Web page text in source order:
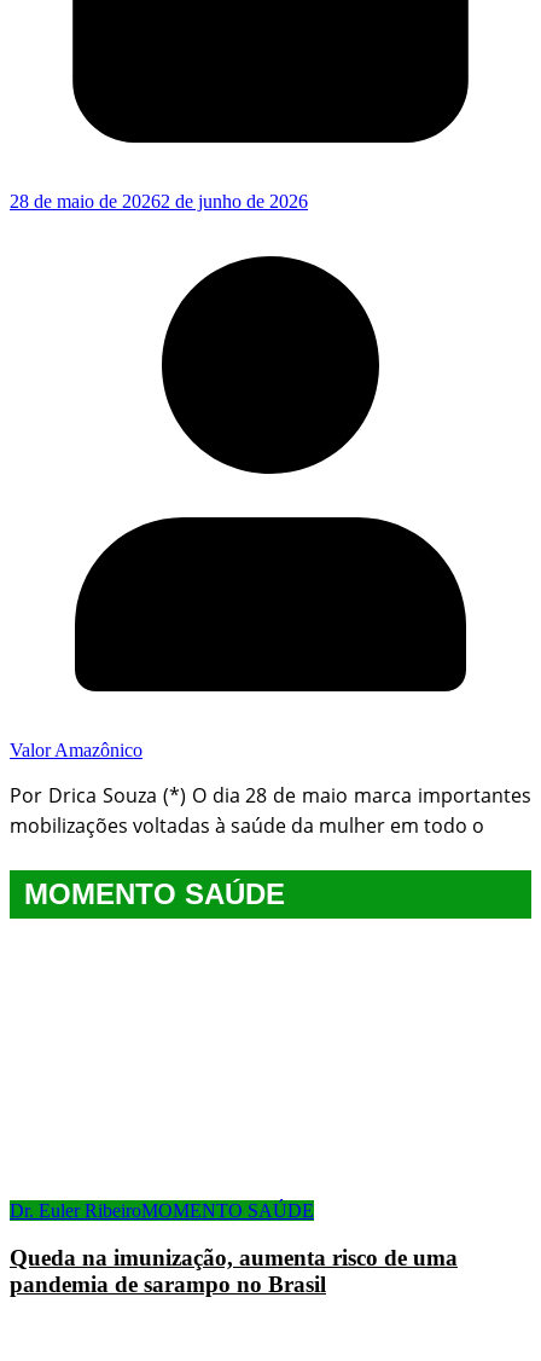
28 de maio de 20262 de junho de 2026
Valor Amazônico
Por Drica Souza (*) O dia 28 de maio marca importantes
mobilizações voltadas à saúde da mulher em todo o
MOMENTO SAÚDE
Dr. Euler RibeiroMOMENTO SAÚDE
Queda na imunização, aumenta risco de uma
pandemia de sarampo no Brasil